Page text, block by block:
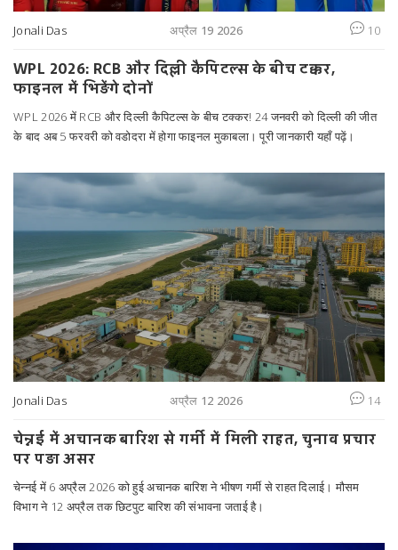
Jonali Das अप्रैल 19 2026 10
WPL 2026: RCB और दिल्ली कैपिटल्स के बीच टक्कर,
फाइनल में भिड़ेंगे दोनों
WPL 2026 में RCB और दिल्ली कैपिटल्स के बीच टक्कर! 24 जनवरी को दिल्ली की जीत
के बाद अब 5 फरवरी को वडोदरा में होगा फाइनल मुकाबला। पूरी जानकारी यहाँ पढ़ें।
Jonali Das अप्रैल 12 2026 14
चेन्नई में अचानक बारिश से गर्मी में मिली राहत, चुनाव प्रचार
पर पड़ा असर
चेन्नई में 6 अप्रैल 2026 को हुई अचानक बारिश ने भीषण गर्मी से राहत दिलाई। मौसम
विभाग ने 12 अप्रैल तक छिटपुट बारिश की संभावना जताई है।